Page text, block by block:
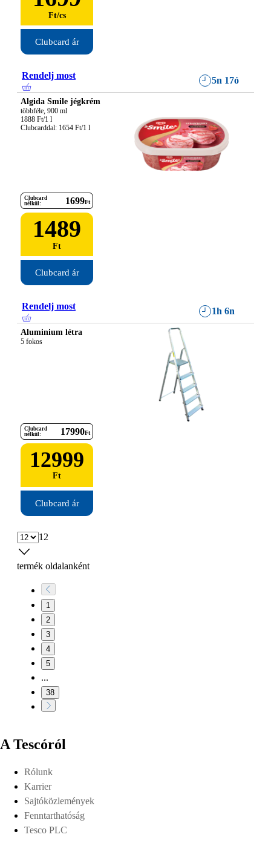
Ft/cs
Clubcard ár
Rendelj most 5n 17ó
Algida Smile jégkrém
többféle, 900 ml
1888 Ft/1 l
Clubcarddal: 1654 Ft/1 l
Clubcard
nélkül:
1699Ft
1489
Ft
Clubcard ár
Rendelj most 1h 6n
Aluminium létra
5 fokos
Clubcard
nélkül:
17990Ft
12999
Ft
Clubcard ár
12
termék oldalanként
1
2
3
4
5
...
38
A Tescóról
Rólunk
Karrier
Sajtóközlemények
Fenntarthatóság
Tesco PLC